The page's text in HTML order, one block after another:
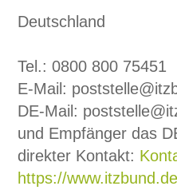
Deutschland
Tel.: 0800 800 75451
E-Mail:
DE-Mail:
und Empfänger das
direkter Kontakt:
https://